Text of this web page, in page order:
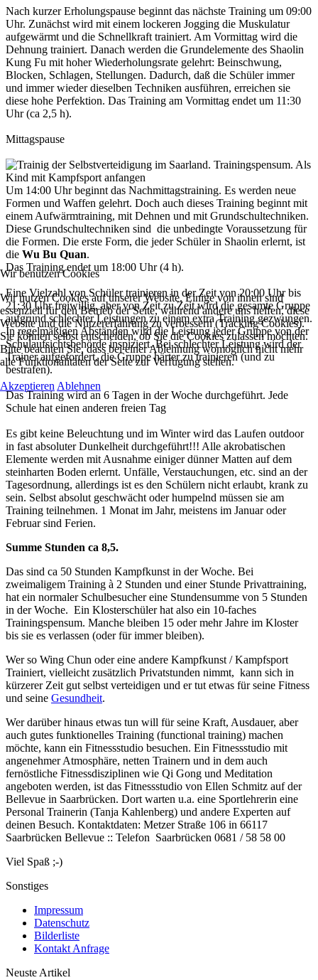
Nach kurzer Erholungspause beginnt das nächste Training um 09:00
Uhr. Zunächst wird mit einem lockeren Jogging die Muskulatur
aufgewärmt und die Schnellkraft trainiert. Am Vormittag wird die
Dehnung trainiert. Danach werden die Grundelemente des Shaolin
Kung Fu mit hoher Wiederholungsrate gelehrt: Beinschwung,
Blocken, Schlagen, Stellungen. Dadurch, daß die Schüler immer
und immer wieder dieselben Techniken ausführen, erreichen sie
diese hohe Perfektion. Das Training am Vormittag endet um 11:30
Uhr (ca 2,5 h).
Mittagspause
Um 14:00 Uhr beginnt das Nachmittagstraining. Es werden neue
Formen und Waffen gelehrt. Doch auch dieses Training beginnt mit
einem Aufwärmtraining, mit Dehnen und mit Grundschultechniken.
Diese Grundschultechniken sind die unbedingte Voraussetzung für
die Formen. Die erste Form, die jeder Schüler in Shaolin erlernt, ist
die Wu Bu Quan.
Das Training endet um 18:00 Uhr (4 h).
Eine Vielzahl von Schüler trainieren in der Zeit von 20:00 Uhr bis
21:30 Uhr freiwillig, aber von Zeit zu Zeit wird die gesamte Gruppe
aufgrund schlechter Leistungen zu einem extra Training gezwungen.
In regelmäßigen Abständen wird die Leistung jeder Gruppe von der
Schulaufsichtsbehörde inspiziert. Bei schlechter Leistung wird der
Trainer aufgefordert, die Gruppe härter zu trainieren (und zu
bestrafen).
Das Training wird an 6 Tagen in der Woche durchgeführt. Jede
Schule hat einen anderen freien Tag
Es gibt keine Beleuchtung und im Winter wird das Laufen outdoor
in fast absoluter Dunkelheit durchgeführt!!! Alle akrobatischen
Elemente werden mit Ausnahme einiger dünner Matten auf dem
steinharten Boden erlernt. Unfälle, Verstauchungen, etc. sind an der
Tagesordnung, allerdings ist es den Schülern nicht erlaubt, krank zu
sein. Selbst absolut geschwächt oder humpelnd müssen sie am
Training teilnehmen. 1 Monat im Jahr, meistens im Januar oder
Februar sind Ferien.
Summe Stunden ca 8,5.
Das sind ca 50 Stunden Kampfkunst in der Woche. Bei
zweimaligem Training à 2 Stunden und einer Stunde Privattraining,
hat ein normaler Schulbesucher eine Stundensumme von 5 Stunden
in der Woche. Ein Klosterschüler hat also ein 10-faches
Trainingspensum. Manche bleiben 15 oder mehr Jahre im Kloster
bis sie es verlassen (oder für immer bleiben).
Wer so Wing Chun oder eine andere Kampfkunst / Kampfsport
Trainiert, vielleicht zusätzlich Privatstunden nimmt, kann sich in
kürzerer Zeit gut selbst verteidigen und er tut etwas für seine Fitness
und seine Gesundheit.
Wer darüber hinaus etwas tun will für seine Kraft, Ausdauer, aber
auch gutes funktionelles Training (functional training) machen
möchte, kann ein Fitnessstudio besuchen. Ein Fitnessstudio mit
angenehmer Atmosphäre, netten Trainern und in dem auch
fernöstliche Fitnessdisziplinen wie Qi Gong und Meditation
angeboten werden, ist das Fitnessstudio von Ellen Schmitz auf der
Bellevue in Saarbrücken. Dort warten u.a. eine Sportlehrerin eine
Personal Trainerin (Tanja Kahlenberg) und andere Experten auf
deinen Besuch. Kontaktdaten: Metzer Straße 106 in 66117
Saarbrücken Bellevue :: Telefon Saarbrücken 0681 / 58 58 00
Viel Spaß ;-)
Sonstiges
Impressum
Datenschutz
Bilderliste
Kontakt Anfrage
Neuste Artikel
Wir benutzen Cookies
Wir nutzen Cookies auf unserer Website. Einige von ihnen sind
essenziell für den Betrieb der Seite, während andere uns helfen, diese
Website und die Nutzererfahrung zu verbessern (Tracking Cookies).
Sie können selbst entscheiden, ob Sie die Cookies zulassen möchten.
Bitte beachten Sie, dass bei einer Ablehnung womöglich nicht mehr
alle Funktionalitäten der Seite zur Verfügung stehen.
Akzeptieren Ablehnen